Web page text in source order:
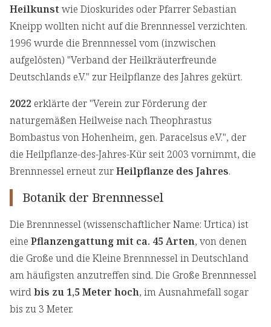
Heilkunst wie Dioskurides oder Pfarrer Sebastian
Kneipp wollten nicht auf die Brennnessel verzichten.
1996 wurde die Brennnessel vom (inzwischen
aufgelösten) "Verband der Heilkräuterfreunde
Deutschlands e.V." zur Heilpflanze des Jahres gekürt.
2022 erklärte der "Verein zur Förderung der
naturgemäßen Heilweise nach Theophrastus
Bombastus von Hohenheim, gen. Paracelsus e.V.", der
die Heilpflanze-des-Jahres-Kür seit 2003 vornimmt, die
Brennnessel erneut zurHeilpflanze des Jahres.
Botanik der Brennnessel
Die Brennnessel (wissenschaftlicher Name: Urtica) ist
eine Pflanzengattung mit ca. 45 Arten, von denen
die Große und die Kleine Brennnessel in Deutschland
am häufigsten anzutreffen sind. Die Große Brennnessel
wirdbis zu 1,5 Meter hoch, im Ausnahmefall sogar
bis zu 3 Meter.